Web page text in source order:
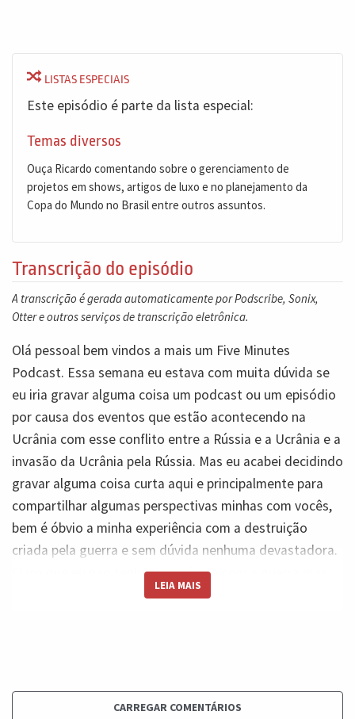
LISTAS ESPECIAIS
Este episódio é parte da lista especial:
Temas diversos
Ouça Ricardo comentando sobre o gerenciamento de
projetos em shows, artigos de luxo e no planejamento da
Copa do Mundo no Brasil entre outros assuntos.
Transcrição do episódio
A transcrição é gerada automaticamente por Podscribe, Sonix,
Otter e outros serviços de transcrição eletrônica.
Olá pessoal bem vindos a mais um Five Minutes
Podcast. Essa semana eu estava com muita dúvida se
eu iria gravar alguma coisa um podcast ou um episódio
por causa dos eventos que estão acontecendo na
Ucrânia com esse conflito entre a Rússia e a Ucrânia e a
invasão da Ucrânia pela Rússia. Mas eu acabei decidindo
gravar alguma coisa curta aqui e principalmente para
compartilhar algumas perspectivas minhas com vocês,
bem é óbvio a minha experiência com a destruição
criada pela guerra e sem dúvida nenhuma devastadora.
Claro que eu não tenho experiência com a guerra mas
dentro do meu trabalho na ONU eu tive a experiência
amo e que vivem na Rússia que são russos e que estão
LEIA MAIS
CARREGAR COMENTÁRIOS